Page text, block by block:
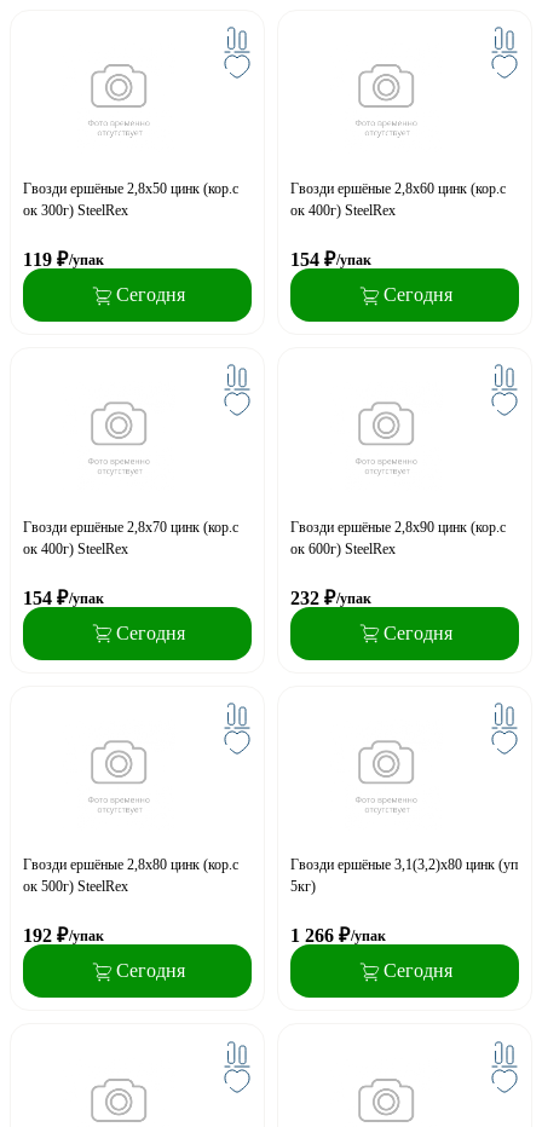
Гвозди ершёные 2,8х50 цинк (кор.с
ок 300г) SteelRex
119 ₽/упак
Сегодня
Гвозди ершёные 2,8х60 цинк (кор.с
ок 400г) SteelRex
154 ₽/упак
Сегодня
Гвозди ершёные 2,8х70 цинк (кор.с
ок 400г) SteelRex
154 ₽/упак
Сегодня
Гвозди ершёные 2,8х90 цинк (кор.с
ок 600г) SteelRex
232 ₽/упак
Сегодня
Гвозди ершёные 2,8х80 цинк (кор.с
ок 500г) SteelRex
192 ₽/упак
Сегодня
Гвозди ершёные 3,1(3,2)х80 цинк (уп
5кг)
1 266 ₽/упак
Сегодня